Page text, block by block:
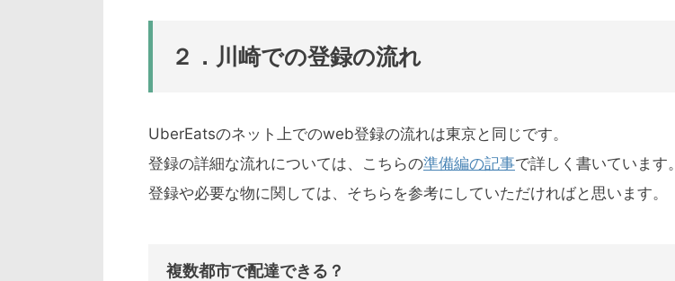
２．川崎での登録の流れ
UberEatsのネット上でのweb登録の流れは東京と同じです。
登録の詳細な流れについては、こちらの準備編の記事で詳しく書いています。
登録や必要な物に関しては、そちらを参考にしていただければと思います。
複数都市で配達できる？